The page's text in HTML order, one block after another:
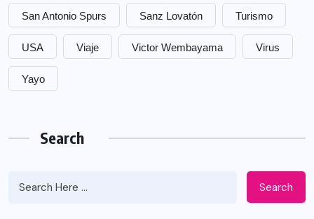
San Antonio Spurs Sanz Lovatón Turismo
USA Viaje Victor Wembayama Virus
Yayo
Search
Search